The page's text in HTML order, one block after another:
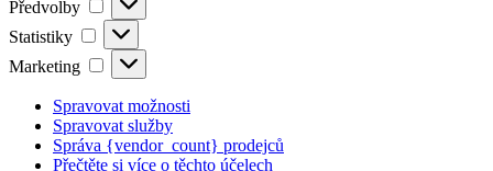
Předvolby
Statistiky Statistiky
Marketing Marketing
Spravovat možnosti
Spravovat služby
Správa {vendor_count} prodejců
Přečtěte si více o těchto účelech